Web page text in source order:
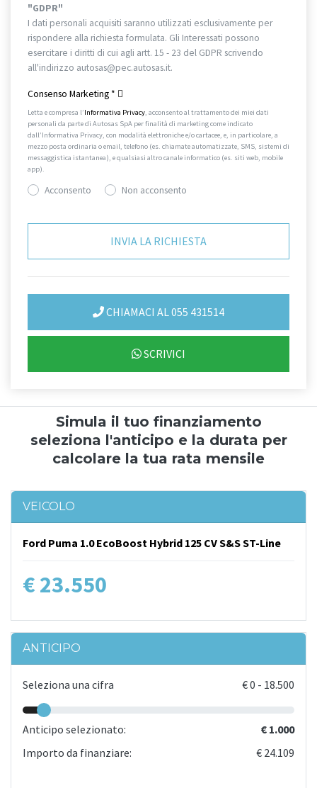
"GDPR"
I dati personali acquisiti saranno utilizzati esclusivamente per
rispondere alla richiesta formulata. Gli Interessati possono
esercitare i diritti di cui agli artt. 15 - 23 del GDPR scrivendo
all'indirizzo autosas@pec.autosas.it.
Consenso Marketing *
Letta e compresa l’Informativa Privacy, acconsento al trattamento dei miei dati
personali da parte di Autosas SpA per finalità di marketing come indicato
dall’Informativa Privacy, con modalità elettroniche e/o cartacee, e, in particolare, a
mezzo posta ordinaria o email, telefono (es. chiamate automatizzate, SMS, sistemi di
messaggistica istantanea), e qualsiasi altro canale informatico (es. siti web, mobile
app).
Acconsento Non acconsento
CHIAMACI AL 055 431514
SCRIVICI
Simula il tuo finanziamento
seleziona l'anticipo e la durata per
calcolare la tua rata mensile
VEICOLO
Ford Puma 1.0 EcoBoost Hybrid 125 CV S&S ST-Line
€ 23.550
ANTICIPO
Seleziona una cifra €0 - 18.500
Anticipo selezionato:
€ 1.000
Importo da finanziare:
€ 24.109